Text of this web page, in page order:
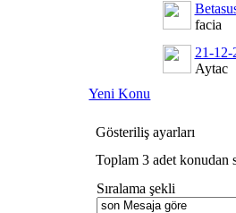
facia
21-
Aytac
Yeni Konu
Gösteriliş ayarları
Toplam 3 adet konudan
Sıralama şekli